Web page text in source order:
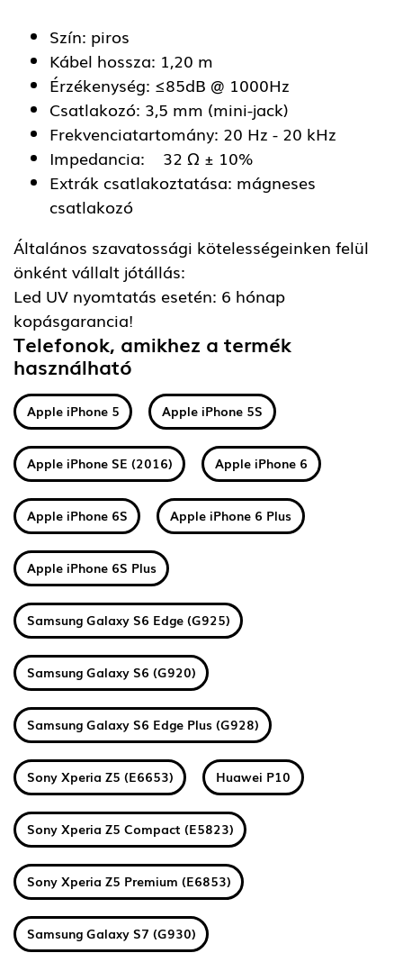
Szín: piros
Kábel hossza: 1,20 m
Érzékenység: ≤85dB @ 1000Hz
Csatlakozó: 3,5 mm (mini-jack)
Frekvenciatartomány: 20 Hz - 20 kHz
Impedancia: 32 Ω ± 10%
Extrák csatlakoztatása: mágneses
csatlakozó
Általános szavatossági kötelességeinken felül
önként vállalt jótállás:
Led UV nyomtatás esetén: 6 hónap
kopásgarancia!
Telefonok, amikhez a termék
használható
Apple iPhone 5 Apple iPhone 5S
Apple iPhone SE (2016) Apple iPhone 6
Apple iPhone 6S Apple iPhone 6 Plus
Apple iPhone 6S Plus
Samsung Galaxy S6 Edge (G925)
Samsung Galaxy S6 (G920)
Samsung Galaxy S6 Edge Plus (G928)
Sony Xperia Z5 (E6653) Huawei P10
Sony Xperia Z5 Compact (E5823)
Sony Xperia Z5 Premium (E6853)
Samsung Galaxy S7 (G930)